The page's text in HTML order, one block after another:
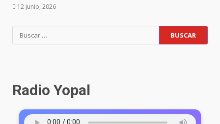
12 junio, 2026
Buscar:
Radio Yopal